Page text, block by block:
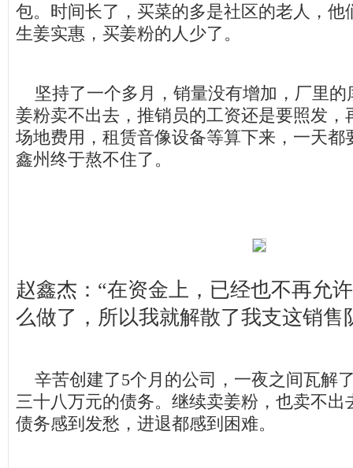
包。时间长了，买菜的多是社区的老人，他
生姜实惠，买姜粉的人少了。
坚持了一个多月，销量没有增加，厂里的
姜粉卖不出去，推销员的工资还是要照发，
场地费用，租赁音像设备等算下来，一天都
鑫州终于熬不住了。
赵鑫杰：“在资金上，已经也不再允
么做了，所以我就解散了我支这销售
辛苦创建了5个月的公司，一夜之间瓦解
三十八万元的债务。继续卖姜粉，也卖不出
债务感到发愁，进退都感到困难。